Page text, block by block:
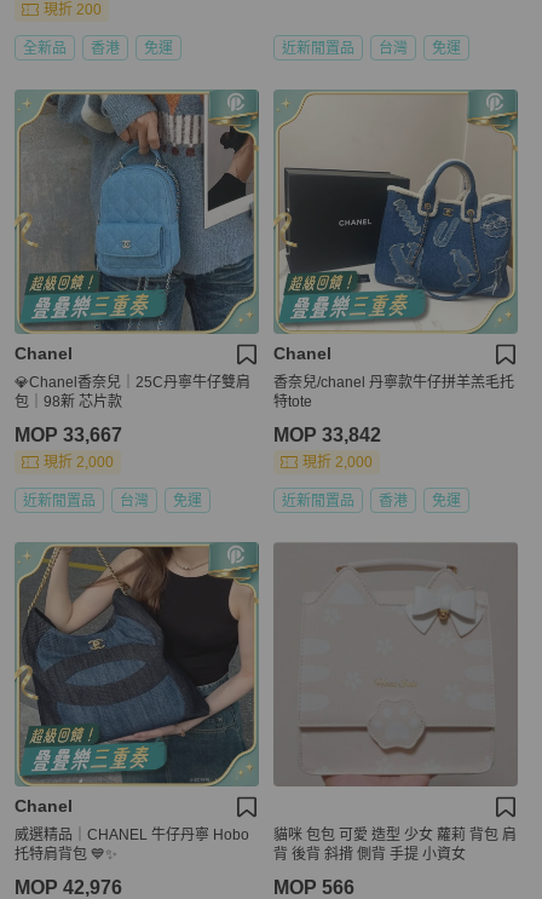
現折 200
全新品 香港 免運 近新閒置品 台灣 免運
Chanel
💎Chanel香奈兒｜25C丹寧牛仔雙肩
包｜98新 芯片款
MOP 33,667
現折 2,000
近新閒置品 台灣 免運
Chanel
香奈兒/chanel 丹寧款牛仔拼羊羔毛托
特tote
MOP 33,842
現折 2,000
近新閒置品 香港 免運
Chanel
威選精品｜CHANEL 牛仔丹寧 Hobo
托特肩背包 💙✨
MOP 42,976
貓咪 包包 可愛 造型 少女 蘿莉 背包 肩
背 後背 斜揹 側背 手提 小資女
MOP 566